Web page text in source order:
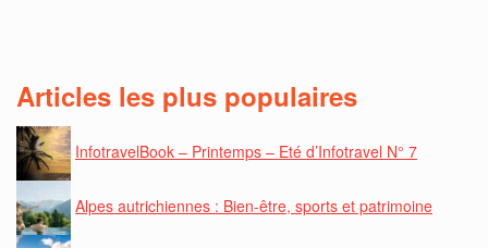
Articles les plus populaires
InfotravelBook – Printemps – Eté d’Infotravel N° 7
Alpes autrichiennes : Bien-être, sports et patrimoine